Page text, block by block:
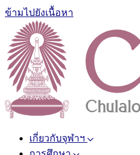
ข้ามไปยังเนื้อหา
เกี่ยวกับจุฬาฯ